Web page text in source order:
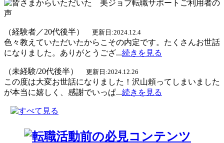
（経験者／20代後半） 更新日:2024.12.4
色々教えていただいたからこその内定です。たくさんお世話
になりました。ありがとうござ...続きを見る
（未経験/20代後半） 更新日:2024.12.26
この度は大変お世話になりました！沢山頼ってしまいました
が本当に嬉しく、感謝でいっぱ...続きを見る